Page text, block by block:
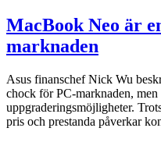
MacBook Neo är
marknaden
Asus finanschef Nick Wu
chock för PC-marknaden, men
uppgraderingsmöjligheter.
pris och prestanda påverkar